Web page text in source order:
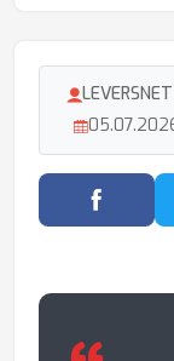
LEVERSNET